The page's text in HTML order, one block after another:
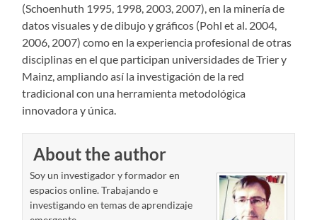
(Schoenhuth 1995, 1998, 2003, 2007), en la minería de
datos visuales y de dibujo y gráficos (Pohl et al. 2004,
2006, 2007) como en la experiencia profesional de otras
disciplinas en el que participan universidades de Trier y
Mainz, ampliando así la investigación de la red
tradicional con una herramienta metodológica
innovadora y única.
About the author
Soy un investigador y formador en
espacios online. Trabajando e
investigando en temas de aprendizaje